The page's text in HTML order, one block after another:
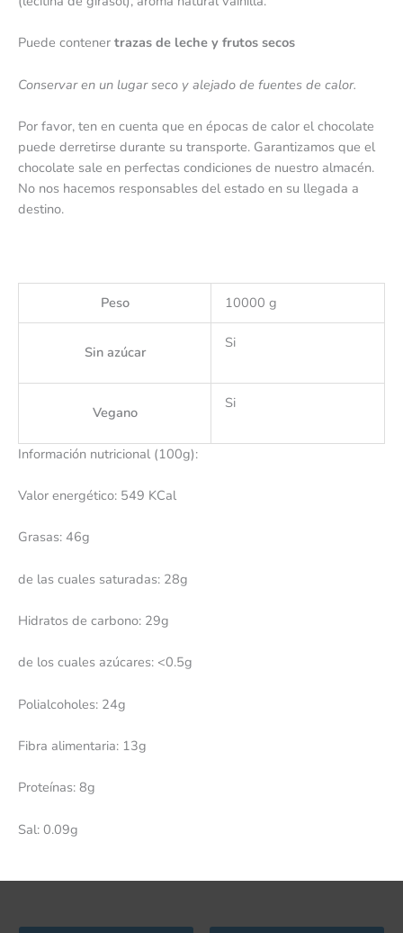
Puede contener trazas de leche y frutos secos
Conservar en un lugar seco y alejado de fuentes de calor.
Por favor, ten en cuenta que en épocas de calor el chocolate
puede derretirse durante su transporte. Garantizamos que el
chocolate sale en perfectas condiciones de nuestro almacén.
No nos hacemos responsables del estado en su llegada a
destino.
Peso 10000 g
Sin azúcar
Si
Vegano
Si
Información nutricional (100g):
Valor energético: 549 KCal
Grasas: 46g
de las cuales saturadas: 28g
Hidratos de carbono: 29g
de los cuales azúcares: <0.5g
Polialcoholes: 24g
Fibra alimentaria: 13g
Proteínas: 8g
Sal: 0.09g